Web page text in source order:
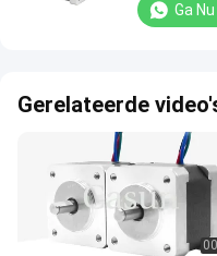
Ga
Gerelateerde